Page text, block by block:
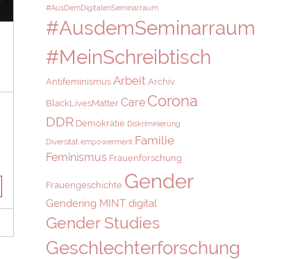
#AusDemDigitalenSeminarraum
#AusdemSeminarraum
#MeinSchreibtisch
Antifeminismus Arbeit Archiv
BlackLivesMatter Care Corona
DDR Demokratie Diskriminierung
Diversität empowerment Familie
Feminismus Frauenforschung
Frauengeschichte Gender
Gendering MINT digital
Gender Studies
Geschlechterforschung